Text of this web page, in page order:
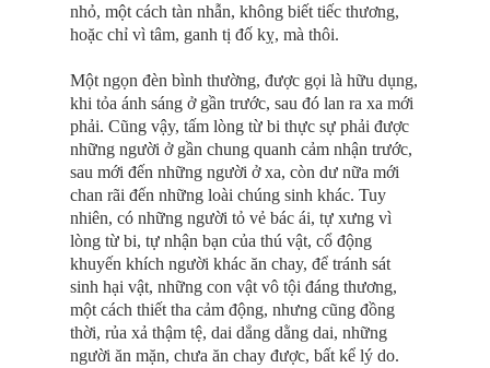
nhỏ, một cách tàn nhẫn, không biết tiếc thương,
hoặc chỉ vì tâm, ganh tị đố kỵ, mà thôi.
Một ngọn đèn bình thường, được gọi là hữu dụng,
khi tỏa ánh sáng ở gần trước, sau đó lan ra xa mới
phải. Cũng vậy, tấm lòng từ bi thực sự phải được
những người ở gần chung quanh cảm nhận trước,
sau mới đến những người ở xa, còn dư nữa mới
chan rãi đến những loài chúng sinh khác. Tuy
nhiên, có những người tỏ vẻ bác ái, tự xưng vì
lòng từ bi, tự nhận bạn của thú vật, cổ động
khuyến khích người khác ăn chay, để tránh sát
sinh hại vật, những con vật vô tội đáng thương,
một cách thiết tha cảm động, nhưng cũng đồng
thời, rủa xả thậm tệ, dai dẳng dằng dai, những
người ăn mặn, chưa ăn chay được, bất kể lý do.